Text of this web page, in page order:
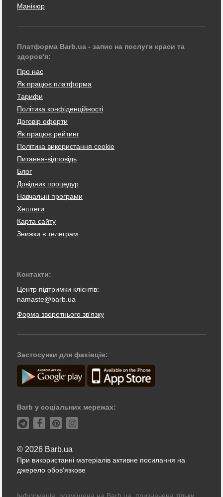
Манікюр
Платформа Barb.ua - запис на послуги краси та
здоров'я:
Про нас
Як працює платформа
Тарифи
Політика конфіденційності
Договір оферти
Як працює рейтинг
Політика використання cookie
Питання-відповідь
Блог
Довідник процедур
Навчальні програми
Хештеги
Карта сайту
Знижки в телеграм
Контакти:
Центр підтримки клієнтів:
namaste@barb.ua
Форма зворотнього зв'язку
Застосунки для фахівців:
Barb у соціальних мережах:
© 2026 Barb.ua
При використанні матеріалів активне посилання на
джерело обов'язкове
Інформація, розміщена на Barb.ua, призначена тільки